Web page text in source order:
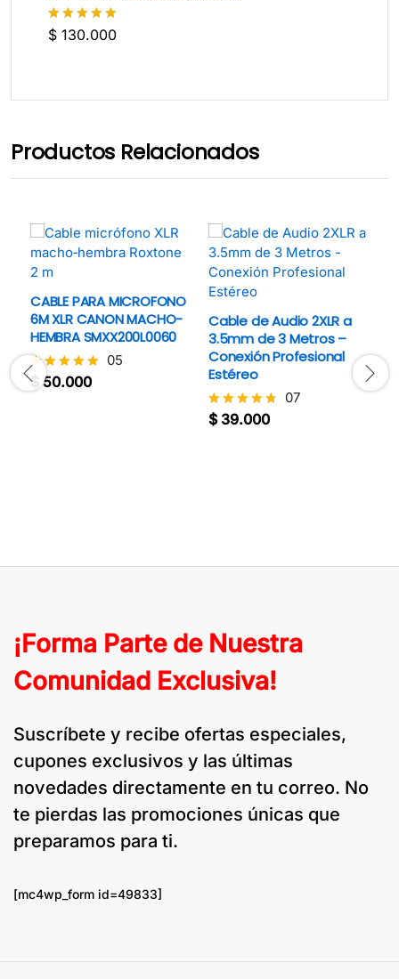
Valorado
$ 130.000
Productos Relacionados
CABLE PARA MICROFONO
6M XLR CANON MACHO-
HEMBRA SMXX200L0060
Valorado
con
05
$50.000
Cable de Audio 2XLR a
3.5mm de 3 Metros –
Conexión Profesional
Estéreo
Valorado
07
$39.000
¡Forma Parte de Nuestra
Comunidad Exclusiva!
Suscríbete y recibe ofertas especiales,
cupones exclusivos y las últimas
novedades directamente en tu correo. No
te pierdas las promociones únicas que
preparamos para ti.
[mc4wp_form id=49833]